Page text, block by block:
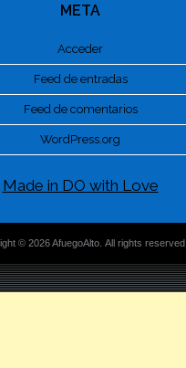
META
Acceder
Feed de entradas
Feed de comentarios
WordPress.org
Made in DO with Love
© 2026 AfuegoAlto. All rights reserved.